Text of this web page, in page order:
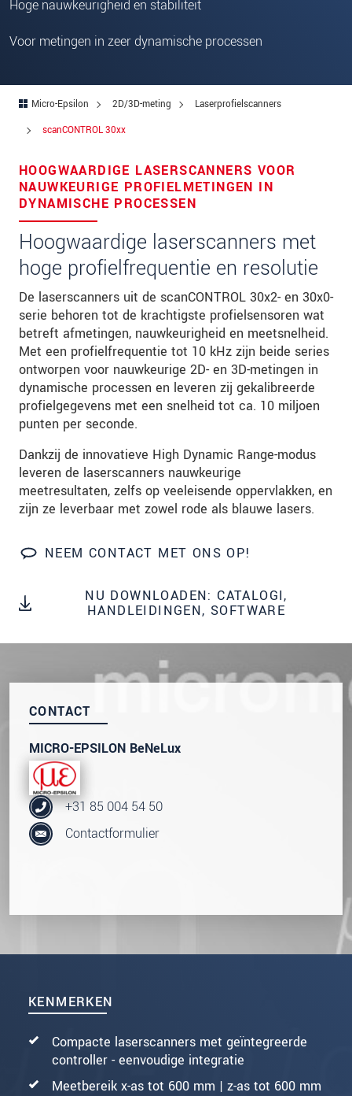
Hoge nauwkeurigheid en stabiliteit
Voor metingen in zeer dynamische processen
Micro-Epsilon 2D/3D-meting
Laserprofielscanners
scanCONTROL 30xx
HOOGWAARDIGE LASERSCANNERS VOOR
NAUWKEURIGE PROFIELMETINGEN IN
DYNAMISCHE PROCESSEN
Hoogwaardige laserscanners met
hoge profielfrequentie en resolutie
De laserscanners uit de scanCONTROL 30x2- en 30x0-
serie behoren tot de krachtigste profielsensoren wat
betreft afmetingen, nauwkeurigheid en meetsnelheid.
Met een profielfrequentie tot 10 kHz zijn beide series
ontworpen voor nauwkeurige 2D- en 3D-metingen in
dynamische processen en leveren zij gekalibreerde
profielgegevens met een snelheid tot ca. 10 miljoen
punten per seconde.
Dankzij de innovatieve High Dynamic Range-modus
leveren de laserscanners nauwkeurige
meetresultaten, zelfs op veeleisende oppervlakken, en
zijn ze leverbaar met zowel rode als blauwe lasers.
NEEM CONTACT MET ONS OP!
NU DOWNLOADEN: CATALOGI,
HANDLEIDINGEN, SOFTWARE
KENMERKEN
Compacte laserscanners met geïntegreerde
controller - eenvoudige integratie
Meetbereik x-as tot 600 mm | z-as tot 600 mm
CONTACT
MICRO-EPSILON BeNeLux
+31 85 004 54 50
Contactformulier
Postcode
Plaats*
Land*
Bericht*
Houd mij op de hoogte van
productinnovaties via e-mail.
* Verplichte velden
We behandelen uw gegevens vertrouwelijk. Lees
onze Privacyverklaring.
BERICHT VERZENDEN